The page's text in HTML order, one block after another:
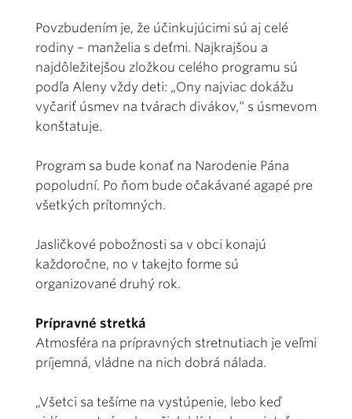
Povzbudením je, že účinkujúcimi sú aj celé
rodiny – manželia s deťmi. Najkrajšou a
najdôležitejšou zložkou celého programu sú
podľa Aleny vždy deti: „Ony najviac dokážu
vyčariť úsmev na tvárach divákov,“ s úsmevom
konštatuje.
Program sa bude konať na Narodenie Pána
popoludní. Po ňom bude očakávané agapé pre
všetkých prítomných.
Jasličkové pobožnosti sa v obci konajú
každoročne, no v takejto forme sú
organizované druhý rok.
Prípravné stretká
Atmosféra na prípravných stretnutiach je veľmi
príjemná, vládne na nich dobrá nálada.
„Všetci sa tešíme na vystúpenie, lebo keď